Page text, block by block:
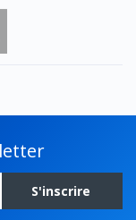
S'inscrire